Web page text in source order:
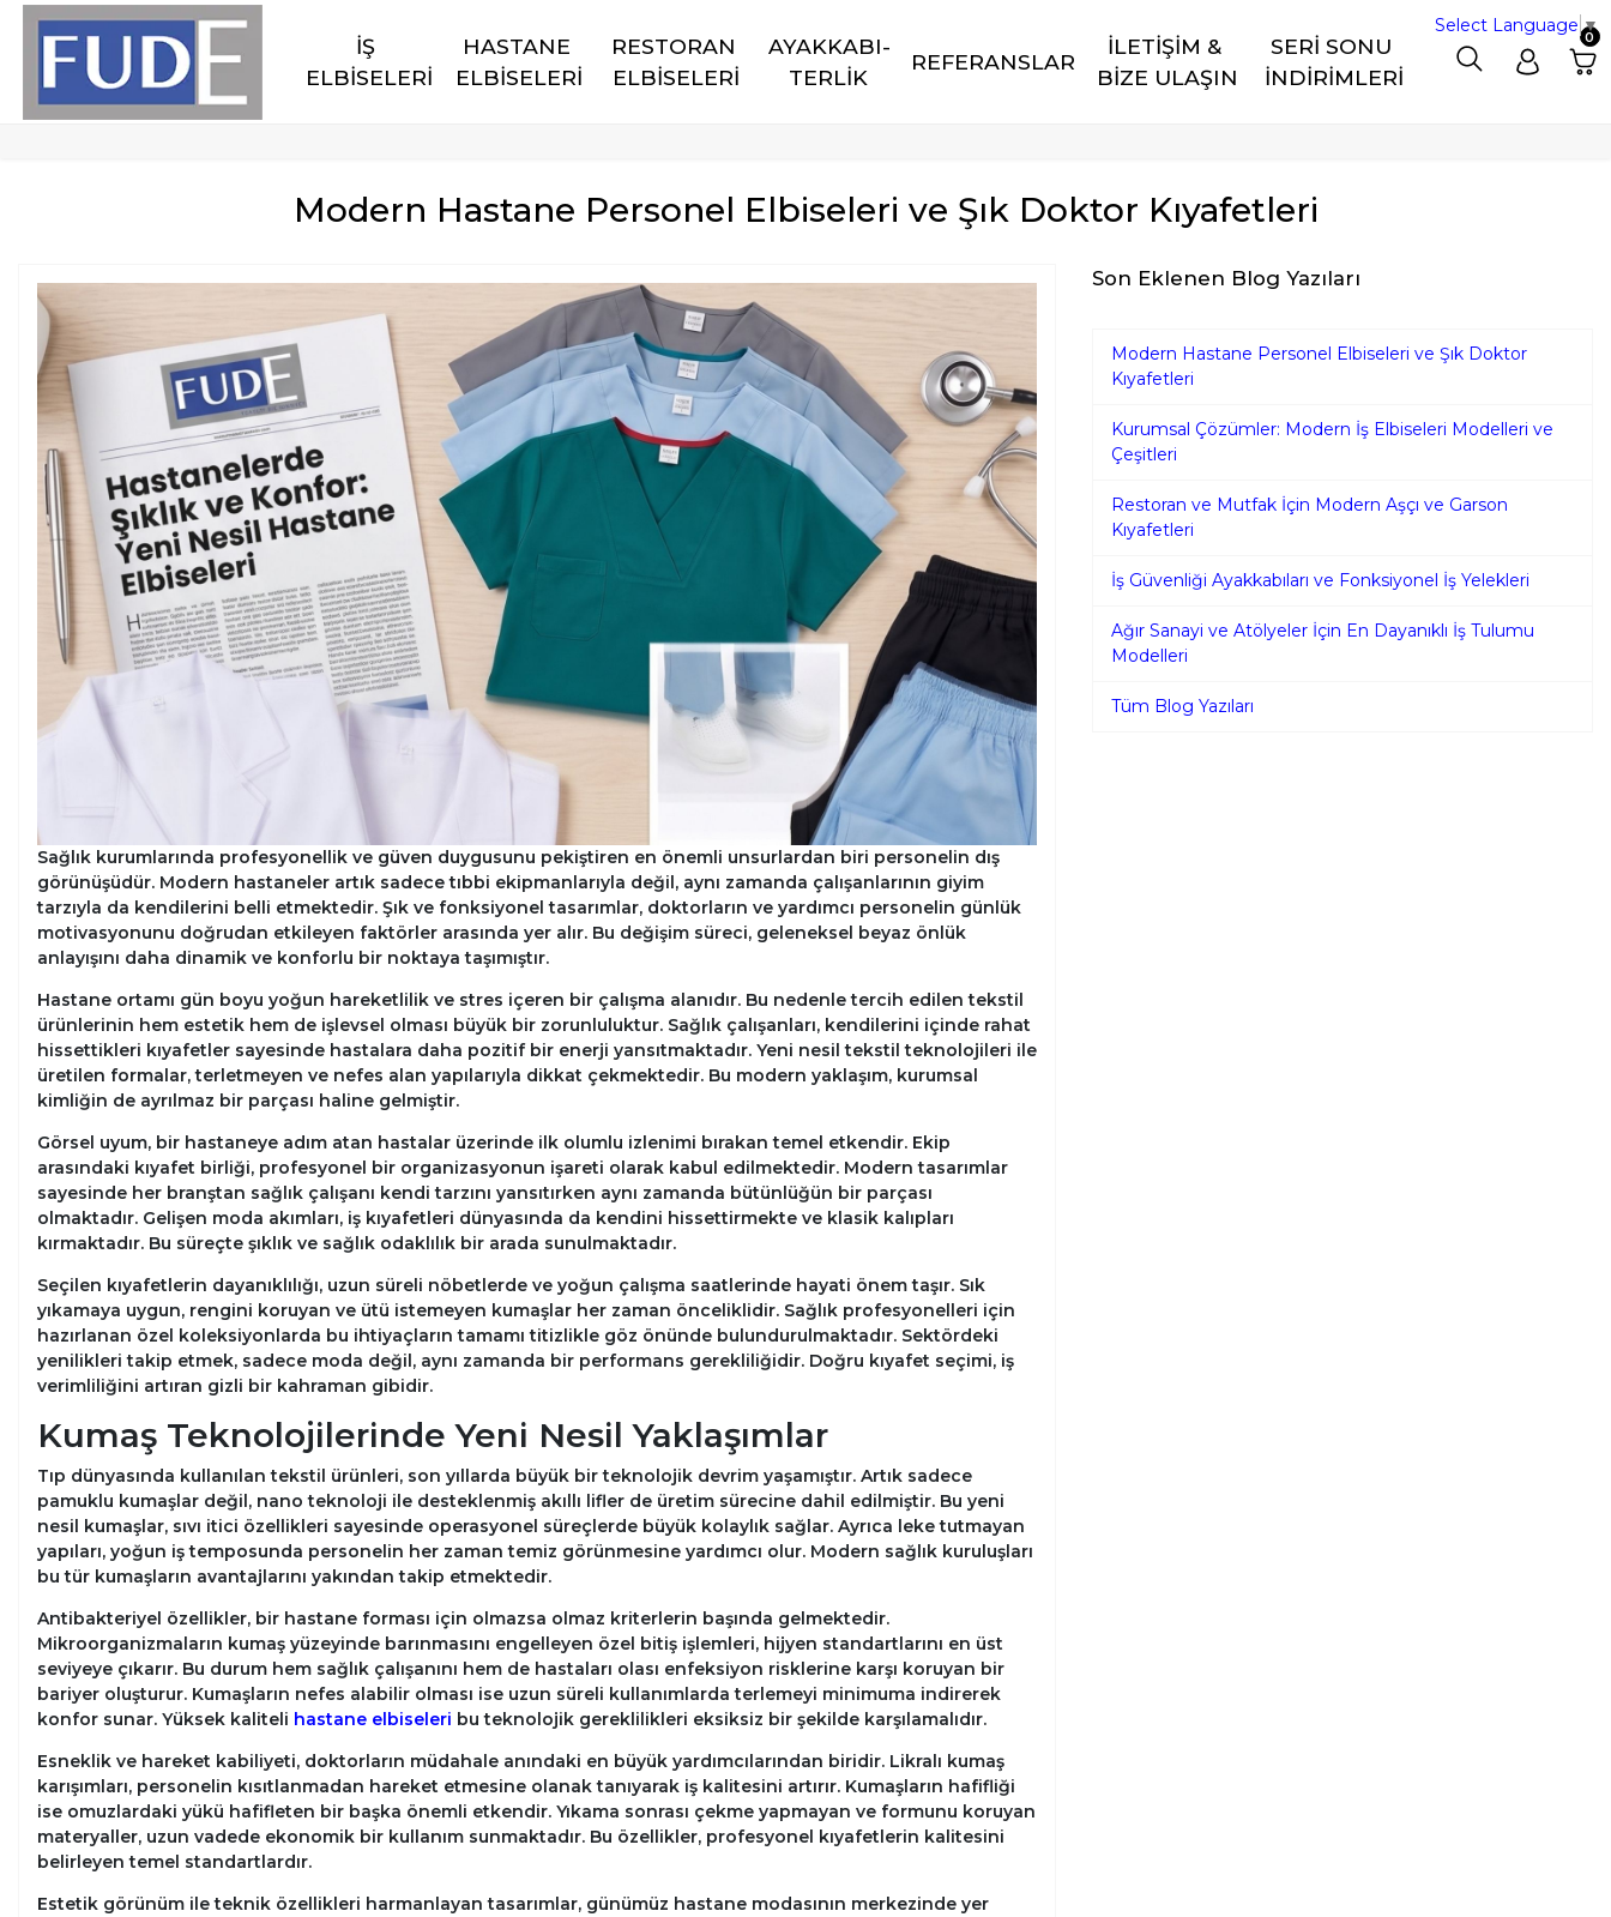
İŞ
ELBİSELERİ
HASTANE
ELBİSELERİ
RESTORAN
ELBİSELERİ
AYAKKABI-
TERLİK
REFERANSLAR
İLETİŞİM &
BİZE ULAŞIN
SERİ SONU
İNDİRİMLERİ
0
Modern Hastane Personel Elbiseleri ve Şık Doktor Kıyafetleri
Sağlık kurumlarında profesyonellik ve güven duygusunu pekiştiren en önemli unsurlardan biri personelin dış
görünüşüdür. Modern hastaneler artık sadece tıbbi ekipmanlarıyla değil, aynı zamanda çalışanlarının giyim
tarzıyla da kendilerini belli etmektedir. Şık ve fonksiyonel tasarımlar, doktorların ve yardımcı personelin günlük
motivasyonunu doğrudan etkileyen faktörler arasında yer alır. Bu değişim süreci, geleneksel beyaz önlük
anlayışını daha dinamik ve konforlu bir noktaya taşımıştır.
Hastane ortamı gün boyu yoğun hareketlilik ve stres içeren bir çalışma alanıdır. Bu nedenle tercih edilen tekstil
ürünlerinin hem estetik hem de işlevsel olması büyük bir zorunluluktur. Sağlık çalışanları, kendilerini içinde rahat
hissettikleri kıyafetler sayesinde hastalara daha pozitif bir enerji yansıtmaktadır. Yeni nesil tekstil teknolojileri ile
üretilen formalar, terletmeyen ve nefes alan yapılarıyla dikkat çekmektedir. Bu modern yaklaşım, kurumsal
kimliğin de ayrılmaz bir parçası haline gelmiştir.
Görsel uyum, bir hastaneye adım atan hastalar üzerinde ilk olumlu izlenimi bırakan temel etkendir. Ekip
arasındaki kıyafet birliği, profesyonel bir organizasyonun işareti olarak kabul edilmektedir. Modern tasarımlar
sayesinde her branştan sağlık çalışanı kendi tarzını yansıtırken aynı zamanda bütünlüğün bir parçası
olmaktadır. Gelişen moda akımları, iş kıyafetleri dünyasında da kendini hissettirmekte ve klasik kalıpları
kırmaktadır. Bu süreçte şıklık ve sağlık odaklılık bir arada sunulmaktadır.
Seçilen kıyafetlerin dayanıklılığı, uzun süreli nöbetlerde ve yoğun çalışma saatlerinde hayati önem taşır. Sık
yıkamaya uygun, rengini koruyan ve ütü istemeyen kumaşlar her zaman önceliklidir. Sağlık profesyonelleri için
hazırlanan özel koleksiyonlarda bu ihtiyaçların tamamı titizlikle göz önünde bulundurulmaktadır. Sektördeki
yenilikleri takip etmek, sadece moda değil, aynı zamanda bir performans gerekliliğidir. Doğru kıyafet seçimi, iş
verimliliğini artıran gizli bir kahraman gibidir.
Kumaş Teknolojilerinde Yeni Nesil Yaklaşımlar
Tıp dünyasında kullanılan tekstil ürünleri, son yıllarda büyük bir teknolojik devrim yaşamıştır. Artık sadece
pamuklu kumaşlar değil, nano teknoloji ile desteklenmiş akıllı lifler de üretim sürecine dahil edilmiştir. Bu yeni
nesil kumaşlar, sıvı itici özellikleri sayesinde operasyonel süreçlerde büyük kolaylık sağlar. Ayrıca leke tutmayan
yapıları, yoğun iş temposunda personelin her zaman temiz görünmesine yardımcı olur. Modern sağlık kuruluşları
bu tür kumaşların avantajlarını yakından takip etmektedir.
Antibakteriyel özellikler, bir hastane forması için olmazsa olmaz kriterlerin başında gelmektedir.
Mikroorganizmaların kumaş yüzeyinde barınmasını engelleyen özel bitiş işlemleri, hijyen standartlarını en üst
seviyeye çıkarır. Bu durum hem sağlık çalışanını hem de hastaları olası enfeksiyon risklerine karşı koruyan bir
bariyer oluşturur. Kumaşların nefes alabilir olması ise uzun süreli kullanımlarda terlemeyi minimuma indirerek
konfor sunar. Yüksek kaliteli hastane elbiseleri bu teknolojik gereklilikleri eksiksiz bir şekilde karşılamalıdır.
Esneklik ve hareket kabiliyeti, doktorların müdahale anındaki en büyük yardımcılarından biridir. Likralı kumaş
karışımları, personelin kısıtlanmadan hareket etmesine olanak tanıyarak iş kalitesini artırır. Kumaşların hafifliği
ise omuzlardaki yükü hafifleten bir başka önemli etkendir. Yıkama sonrası çekme yapmayan ve formunu koruyan
materyaller, uzun vadede ekonomik bir kullanım sunmaktadır. Bu özellikler, profesyonel kıyafetlerin kalitesini
belirleyen temel standartlardır.
Estetik görünüm ile teknik özellikleri harmanlayan tasarımlar, günümüz hastane modasının merkezinde yer
Son Eklenen Blog Yazıları
Modern Hastane Personel Elbiseleri ve Şık Doktor
Kıyafetleri
Kurumsal Çözümler: Modern İş Elbiseleri Modelleri ve
Çeşitleri
Restoran ve Mutfak İçin Modern Aşçı ve Garson
Kıyafetleri
İş Güvenliği Ayakkabıları ve Fonksiyonel İş Yelekleri
Ağır Sanayi ve Atölyeler İçin En Dayanıklı İş Tulumu
Modelleri
Tüm Blog Yazıları
Select Language ▼